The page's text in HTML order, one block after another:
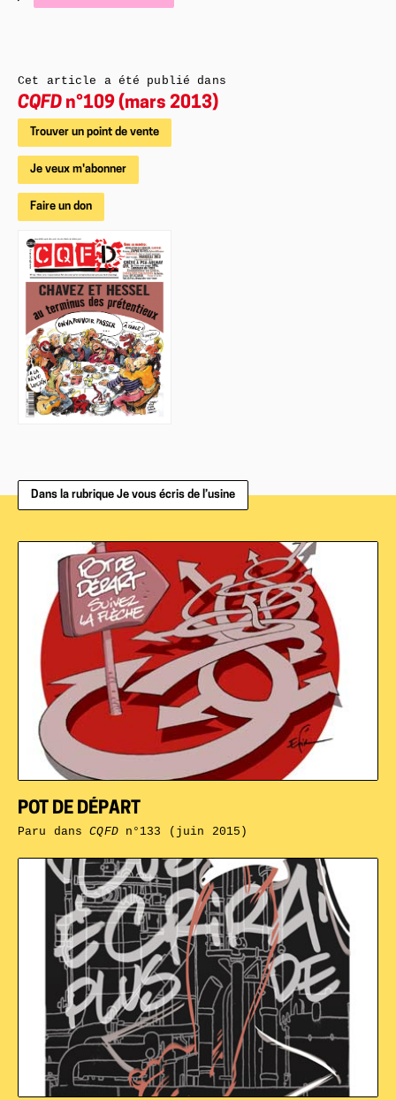
Cet article a été publié dans
CQFD n°109 (mars 2013)
Trouver un point de vente
Je veux m'abonner
Faire un don
Dans la rubrique Je vous écris de l’usine
POT DE DÉPART
Paru dansCQFDn°133 (juin 2015)